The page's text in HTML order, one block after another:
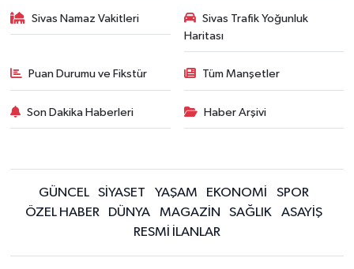
Sivas Namaz Vakitleri
Sivas Trafik Yoğunluk
Haritası
Puan Durumu ve Fikstür Tüm Manşetler
Son Dakika Haberleri Haber Arşivi
GÜNCEL SİYASET YAŞAM EKONOMİ
SPOR
ÖZEL HABER
DÜNYA MAGAZİN SAĞLIK
ASAYİŞ
RESMİ İLANLAR